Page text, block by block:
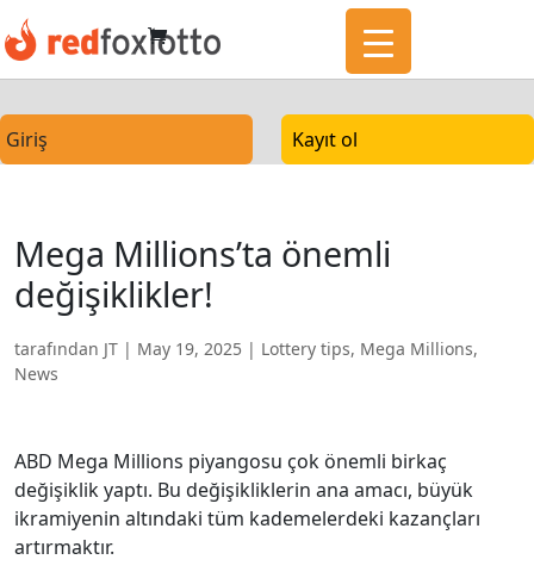
Giriş Kayıt ol
Mega Millions’ta önemli
değişiklikler!
tarafından JT | May 19, 2025 | Lottery tips, Mega Millions,
News
ABD Mega Millions piyangosu çok önemli birkaç
değişiklik yaptı. Bu değişikliklerin ana amacı, büyük
ikramiyenin altındaki tüm kademelerdeki kazançları
artırmaktır.